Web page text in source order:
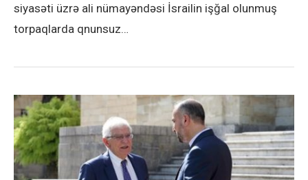
siyasəti üzrə ali nümayəndəsi İsrailin işğal olunmuş
torpaqlarda qnunsuz…